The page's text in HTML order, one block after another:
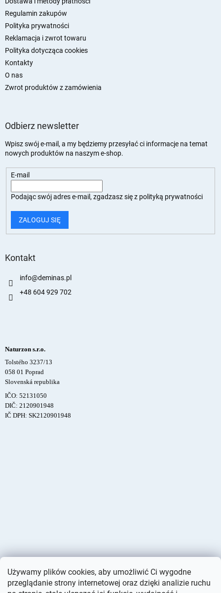
Używamy plików cookies, aby umożliwić Ci wygodne
przeglądanie strony internetowej oraz dzięki analizie ruchu
Regulamin zakupów
Polityka prywatności
Reklamacja i zwrot towaru
Polityka dotycząca cookies
Kontakty
O nas
Zwrot produktów z zamówienia
Odbierz newsletter
Wpisz swój e-mail, a my będziemy przesyłać ci informacje na temat
nowych produktów na naszym e-shop.
E-mail
Podając swój adres e-mail, zgadzasz się z polityką prywatności
ZALOGUJ SIĘ
Kontakt
info@deminas.pl
+48 604 929 702
Naturzon s.r.o.
Tolstého 3237/13
058 01 Poprad
Slovenská republika
IČO: 52131050
DIČ: 2120901948
IČ DPH: SK2120901948